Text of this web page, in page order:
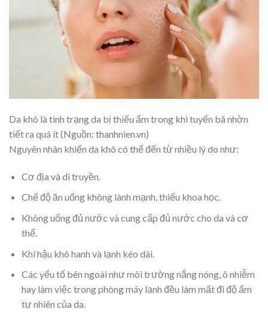
Da khô là tình trạng da bị thiếu ẩm trong khi tuyến bã nhờn
tiết ra quá ít (Nguồn: thanhnien.vn)
Nguyên nhân khiến da khô có thể đến từ nhiều lý do như:
Cơ địa và di truyền.
Chế độ ăn uống không lành mạnh, thiếu khoa học.
Không uống đủ nước và cung cấp đủ nước cho da và cơ
thể.
Khí hậu khô hanh và lạnh kéo dài.
Các yếu tố bên ngoài như môi trường nắng nóng, ô nhiễm
hay làm việc trong phòng máy lạnh đều làm mất đi độ ẩm
tự nhiên của da.